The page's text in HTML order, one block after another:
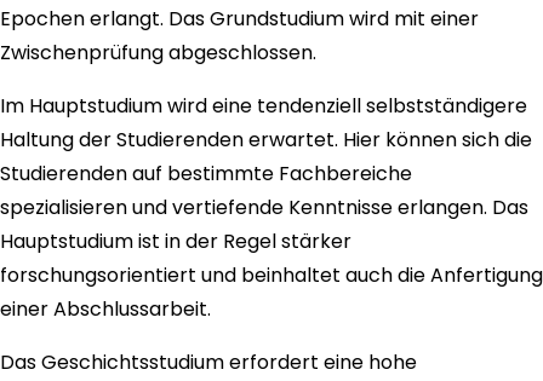
Epochen erlangt. Das Grundstudium wird mit einer
Zwischenprüfung abgeschlossen.
Im Hauptstudium wird eine tendenziell selbstständigere
Haltung der Studierenden erwartet. Hier können sich die
Studierenden auf bestimmte Fachbereiche
spezialisieren und vertiefende Kenntnisse erlangen. Das
Hauptstudium ist in der Regel stärker
forschungsorientiert und beinhaltet auch die Anfertigung
einer Abschlussarbeit.
Das Geschichtsstudium erfordert eine hohe